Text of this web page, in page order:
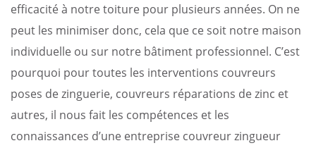
efficacité à notre toiture pour plusieurs années. On ne
peut les minimiser donc, cela que ce soit notre maison
individuelle ou sur notre bâtiment professionnel. C’est
pourquoi pour toutes les interventions couvreurs
poses de zinguerie, couvreurs réparations de zinc et
autres, il nous fait les compétences et les
connaissances d’une entreprise couvreur zingueur